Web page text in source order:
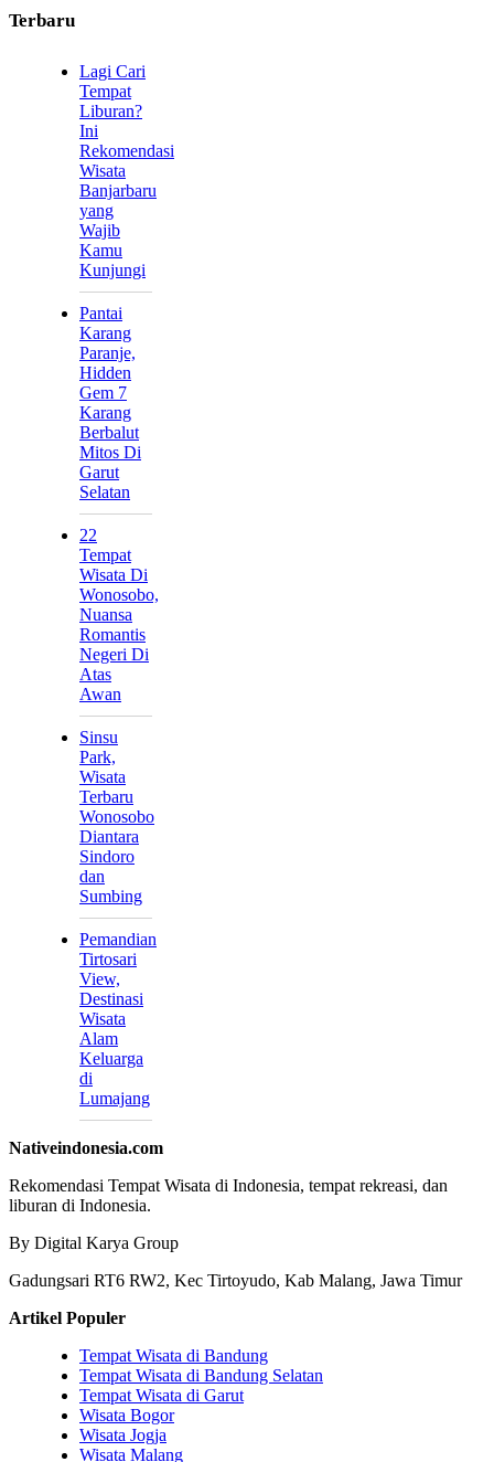
Terbaru
Lagi Cari
Tempat
Liburan?
Ini
Rekomendasi
Wisata
Banjarbaru
yang
Wajib
Kamu
Kunjungi
Pantai
Karang
Paranje,
Hidden
Gem 7
Karang
Berbalut
Mitos Di
Garut
Selatan
22
Tempat
Wisata Di
Wonosobo,
Nuansa
Romantis
Negeri Di
Atas
Awan
Sinsu
Park,
Wisata
Terbaru
Wonosobo
Diantara
Sindoro
dan
Sumbing
Pemandian
Tirtosari
View,
Destinasi
Wisata
Alam
Keluarga
di
Lumajang
Nativeindonesia.com
Rekomendasi Tempat Wisata di Indonesia, tempat rekreasi, dan
liburan di Indonesia.
By Digital Karya Group
Gadungsari RT6 RW2, Kec Tirtoyudo, Kab Malang, Jawa Timur
Artikel Populer
Tempat Wisata di Bandung
Tempat Wisata di Bandung Selatan
Tempat Wisata di Garut
Wisata Bogor
Wisata Jogja
Wisata Malang